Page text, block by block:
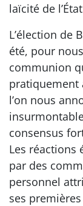
laïcité de
L’élection de
été, pour
communion
pratiquement
l’on nous
consensus
Les réactions
par des
personnel
ses